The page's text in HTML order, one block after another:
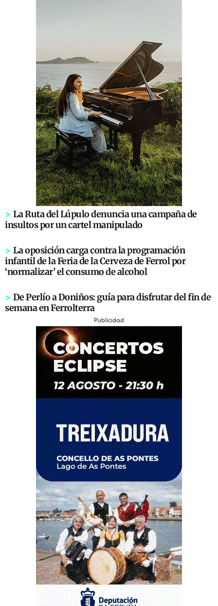
> La Ruta del Lúpulo denuncia una campaña de
insultos por un cartel manipulado
> La oposición carga contra la programación
infantil de la Feria de la Cerveza de Ferrol por
‘normalizar’ el consumo de alcohol
> De Perlío a Doniños: guía para disfrutar del fin de
semana en Ferrolterra
Publicidad